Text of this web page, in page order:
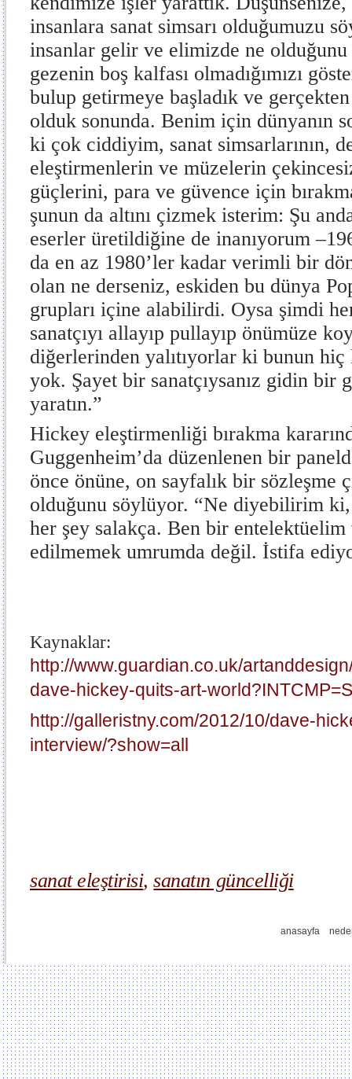
insanlara sanat simsarı olduğumuzu
insanlar gelir ve elimizde ne olduğunu
gezenin boş kalfası olmadığımızı
bulup getirmeye başladık ve
olduk sonunda. Benim için dünyanın
ki çok ciddiyim, sanat simsarlarının,
eleştirmenlerin ve müzelerin
güçlerini, para ve güvence için
şunun da altını çizmek isterim: Şu
eserler üretildiğine de inanıyorum
da en az 1980’ler kadar verimli bir
olan ne derseniz, eskiden bu dünya
grupları içine alabilirdi. Oysa şimdi
sanatçıyı allayıp pullayıp önümüze
diğerlerinden yalıtıyorlar ki bunun hiç
yok. Şayet bir sanatçıysanız gidin bir
yaratın.”
Hickey eleştirmenliği bırakma
Guggenheim’da düzenlenen bir
önce önüne, on sayfalık bir sözleşme
olduğunu söylüyor. “Ne diyebilirim
her şey salakça. Ben bir
edilmemek umrumda değil. İstifa
Kaynaklar:
http://www.guardian.co.uk/
dave-hickey-quits-art-
http://galleristny.com/2012/10/dave-
interview/?show=all
sanat eleştirisi,sanatın güncelliği
anasayfa